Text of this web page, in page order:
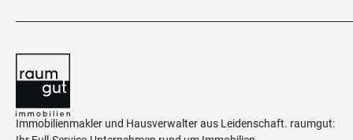
Immobilienmakler und Hausverwalter aus Leidenschaft. raumgut: